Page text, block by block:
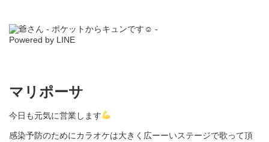
マリポーサ
今日も元気に営業します
感染予防のためにカラオケは大きく広ーーいステージで歌って頂